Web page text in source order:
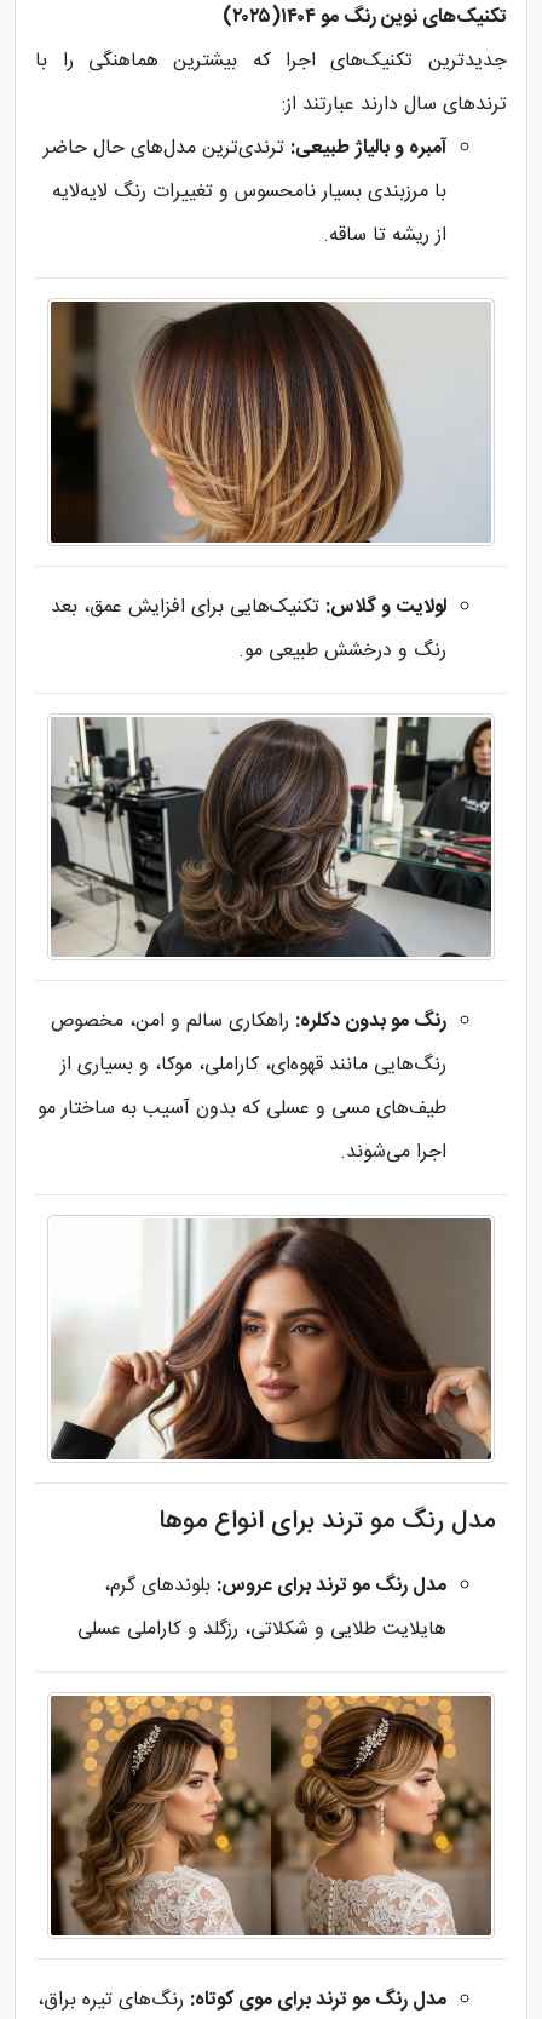
تکنیک‌های نوین رنگ مو ۱۴۰۴(۲۰۲۵)
جدیدترین تکنیک‌های اجرا که بیشترین هماهنگی را با
ترندهای سال دارند عبارتند از:
آمبره و بالیاژ طبیعی: ترندی‌ترین مدل‌های حال حاضر
با مرزبندی بسیار نامحسوس و تغییرات رنگ لایه‌لایه
از ریشه تا ساقه.
لولایت و گلاس: تکنیک‌هایی برای افزایش عمق، بعد
رنگ و درخشش طبیعی مو.
رنگ مو بدون دکلره: راهکاری سالم و امن، مخصوص
رنگ‌هایی مانند قهوه‌ای، کاراملی، موکا، و بسیاری از
طیف‌های مسی و عسلی که بدون آسیب به ساختار مو
اجرا می‌شوند.
مدل رنگ مو ترند برای انواع موها
مدل رنگ مو ترند برای عروس: بلوندهای گرم،
هایلایت طلایی و شکلاتی، رزگلد و کاراملی عسلی
مدل رنگ مو ترند برای موی کوتاه: رنگ‌های تیره براق،